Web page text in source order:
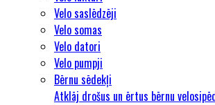
Velo saslēdzēji
Velo somas
Velo datori
Velo pumpji
Bērnu sēdekļi
Atklāj drošus un ērtus bērnu